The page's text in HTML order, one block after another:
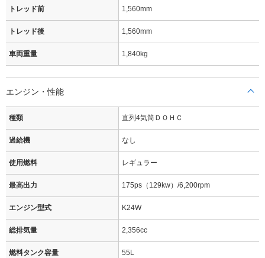
トレッド前 1,560mm
トレッド後 1,560mm
車両重量 1,840kg
エンジン・性能
種類 直列4気筒ＤＯＨＣ
過給機 なし
使用燃料 レギュラー
最高出力 175ps（129kw）/6,200rpm
エンジン型式 K24W
総排気量 2,356cc
燃料タンク容量 55L